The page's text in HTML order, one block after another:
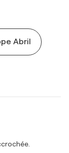
Abril